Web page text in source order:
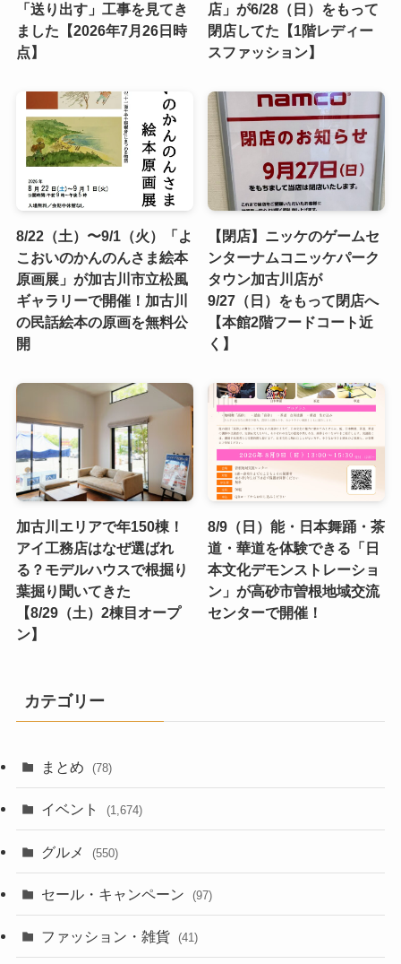
「送り出す」工事を見てき
ました【2026年7月26日時
点】
店」が6/28（日）をもって
閉店してた【1階レディー
スファッション】
8/22（土）〜9/1（火）「よ
こおいのかんのんさま絵本
原画展」が加古川市立松風
ギャラリーで開催！加古川
の民話絵本の原画を無料公
開
【閉店】ニッケのゲームセ
ンターナムコニッケパーク
タウン加古川店が
9/27（日）をもって閉店へ
【本館2階フードコート近
く】
加古川エリアで年150棟！
アイ工務店はなぜ選ばれ
る？モデルハウスで根掘り
葉掘り聞いてきた
【8/29（土）2棟目オープ
ン】
8/9（日）能・日本舞踊・茶
道・華道を体験できる「日
本文化デモンストレーショ
ン」が高砂市曽根地域交流
センターで開催！
カテゴリー
まとめ (78)
イベント (1,674)
グルメ (550)
セール・キャンペーン (97)
ファッション・雑貨 (41)